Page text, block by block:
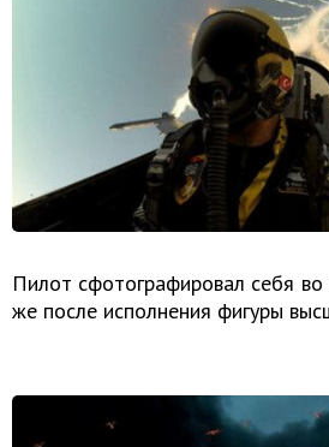
Пилот сфотографировал себя
же после исполнения фигуры